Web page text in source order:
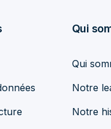
Qui
Qui
Notre
Notre